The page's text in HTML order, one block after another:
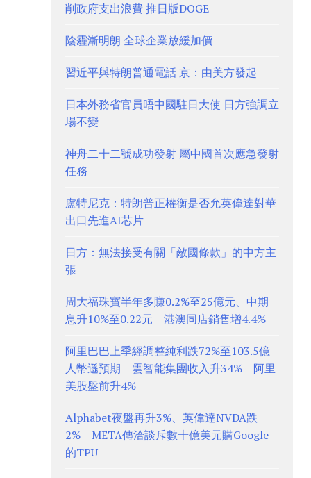
削政府支出浪費 推日版DOGE
陰霾漸明朗 全球企業放緩加價
習近平與特朗普通電話 京：由美方發起
日本外務省官員晤中國駐日大使 日方強調立
場不變
神舟二十二號成功發射 屬中國首次應急發射
任務
盧特尼克：特朗普正權衡是否允英偉達對華
出口先進AI芯片
日方：無法接受有關「敵國條款」的中方主
張
周大福珠寶半年多賺0.2%至25億元、中期
息升10%至0.22元 港澳同店銷售增4.4%
阿里巴巴上季經調整純利跌72%至103.5億
人幣遜預期 雲智能集團收入升34% 阿里
美股盤前升4%
Alphabet夜盤再升3%、英偉達NVDA跌
2% META傳洽談斥數十億美元購Google
的TPU